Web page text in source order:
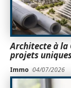
Architecte à la
projets
Immo 04/07/2026